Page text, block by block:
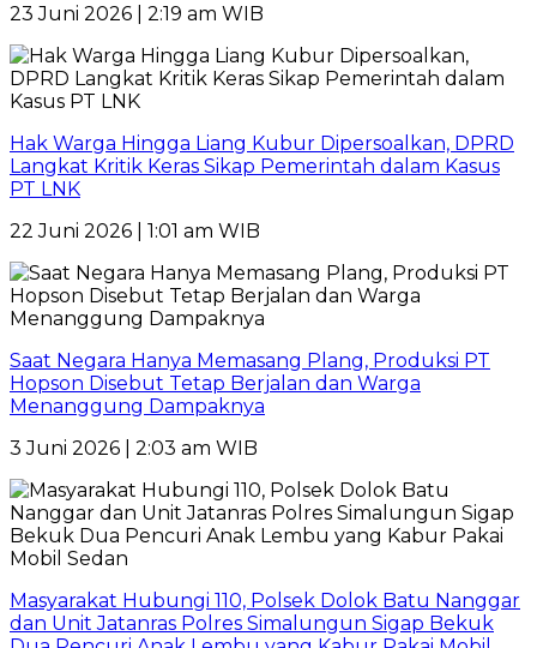
23 Juni 2026 | 2:19 am WIB
Hak Warga Hingga Liang Kubur Dipersoalkan, DPRD
Langkat Kritik Keras Sikap Pemerintah dalam Kasus
PT LNK
22 Juni 2026 | 1:01 am WIB
Saat Negara Hanya Memasang Plang, Produksi PT
Hopson Disebut Tetap Berjalan dan Warga
Menanggung Dampaknya
3 Juni 2026 | 2:03 am WIB
Masyarakat Hubungi 110, Polsek Dolok Batu Nanggar
dan Unit Jatanras Polres Simalungun Sigap Bekuk